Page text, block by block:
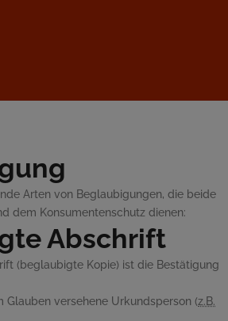
Arten von Beglaubigungen, die beide
dem Konsumentenschutz dienen:
Abschrift
(beglaubigte Kopie) ist die Bestätigung
Glauben versehene Urkundsperson (z.B.